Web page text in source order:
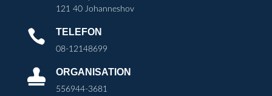
121 40 Johanneshov
 TELEFON
08-12148699
 ORGANISATION
556944-3681